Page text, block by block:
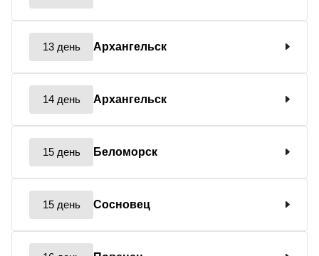
13 день Архангельск
14 день Архангельск
15 день Беломорск
15 день Сосновец